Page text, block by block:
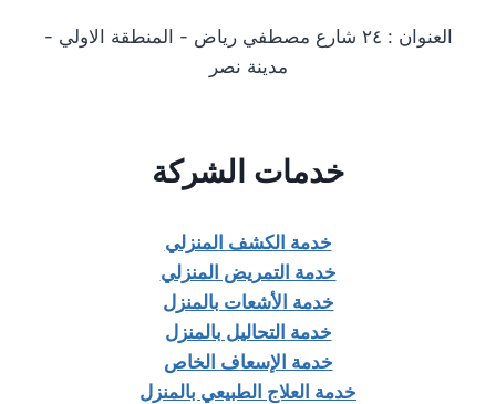
العنوان : ٢٤ شارع مصطفي رياض - المنطقة الاولي -
مدينة نصر
خدمات الشركة
خدمة الكشف المنزلي
خدمة التمريض المنزلي
خدمة الأشعات بالمنزل
خدمة التحاليل بالمنزل
خدمة الإسعاف الخاص
خدمة العلاج الطبيعي بالمنزل